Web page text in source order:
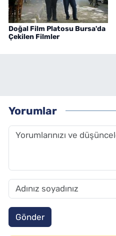
Doğal Film Platosu Bursa'da
Çekilen Filmler
Yorumlar
Gönder